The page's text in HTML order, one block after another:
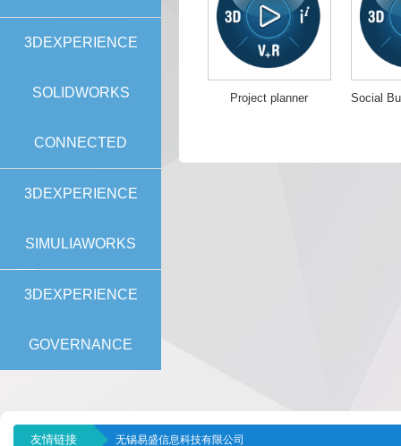
3DEXPERIENCE
SOLIDWORKS
CONNECTED
3DEXPERIENCE
SIMULIAWORKS
3DEXPERIENCE
GOVERNANCE
Project planner
友情链接 无锡易盛信息科技有限公司